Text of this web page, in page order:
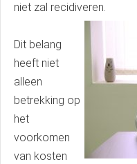
niet zal recidiveren.
Dit belang
heeft niet
alleen
betrekking op
het
voorkomen
van kosten